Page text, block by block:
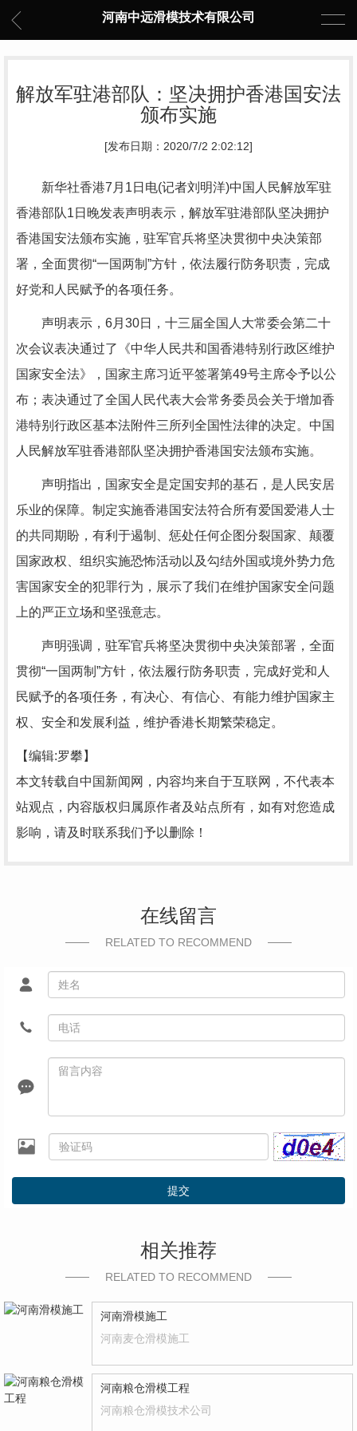
河南中远滑模技术有限公司
解放军驻港部队：坚决拥护香港国安法
颁布实施
[发布日期：2020/7/2 2:02:12]
新华社香港7月1日电(记者刘明洋)中国人民解放军驻
香港部队1日晚发表声明表示，解放军驻港部队坚决拥护
香港国安法颁布实施，驻军官兵将坚决贯彻中央决策部
署，全面贯彻“一国两制”方针，依法履行防务职责，完成
好党和人民赋予的各项任务。
声明表示，6月30日，十三届全国人大常委会第二十
次会议表决通过了《中华人民共和国香港特别行政区维护
国家安全法》，国家主席习近平签署第49号主席令予以公
布；表决通过了全国人民代表大会常务委员会关于增加香
港特别行政区基本法附件三所列全国性法律的决定。中国
人民解放军驻香港部队坚决拥护香港国安法颁布实施。
声明指出，国家安全是定国安邦的基石，是人民安居
乐业的保障。制定实施香港国安法符合所有爱国爱港人士
的共同期盼，有利于遏制、惩处任何企图分裂国家、颠覆
国家政权、组织实施恐怖活动以及勾结外国或境外势力危
害国家安全的犯罪行为，展示了我们在维护国家安全问题
上的严正立场和坚强意志。
声明强调，驻军官兵将坚决贯彻中央决策部署，全面
贯彻“一国两制”方针，依法履行防务职责，完成好党和人
民赋予的各项任务，有决心、有信心、有能力维护国家主
权、安全和发展利益，维护香港长期繁荣稳定。
【编辑:罗攀】
本文转载自中国新闻网，内容均来自于互联网，不代表本
站观点，内容版权归属原作者及站点所有，如有对您造成
影响，请及时联系我们予以删除！
在线留言
RELATED TO RECOMMEND
提交
相关推荐
RELATED TO RECOMMEND
河南滑模施工
河南麦仓滑模施工
河南粮仓滑模工程
河南粮仓滑模技术公司